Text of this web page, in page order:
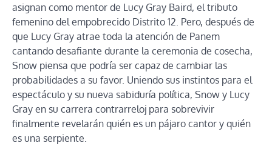
asignan como mentor de Lucy Gray Baird, el tributo
femenino del empobrecido Distrito 12. Pero, después de
que Lucy Gray atrae toda la atención de Panem
cantando desafiante durante la ceremonia de cosecha,
Snow piensa que podría ser capaz de cambiar las
probabilidades a su favor. Uniendo sus instintos para el
espectáculo y su nueva sabiduría política, Snow y Lucy
Gray en su carrera contrarreloj para sobrevivir
finalmente revelarán quién es un pájaro cantor y quién
es una serpiente.